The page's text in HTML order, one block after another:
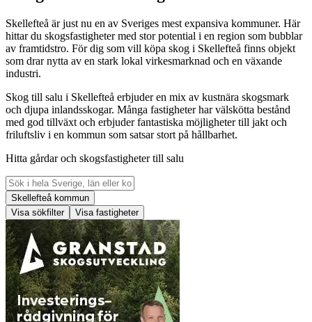
Skellefteå är just nu en av Sveriges mest expansiva kommuner. Här
hittar du skogsfastigheter med stor potential i en region som bubblar
av framtidstro. För dig som vill köpa skog i Skellefteå finns objekt
som drar nytta av en stark lokal virkesmarknad och en växande
industri.
Skog till salu i Skellefteå erbjuder en mix av kustnära skogsmark
och djupa inlandsskogar. Många fastigheter har välskötta bestånd
med god tillväxt och erbjuder fantastiska möjligheter till jakt och
friluftsliv i en kommun som satsar stort på hållbarhet.
Hitta gårdar och skogsfastigheter till salu
Skellefteå kommun
Visa sökfilter
Visa fastigheter